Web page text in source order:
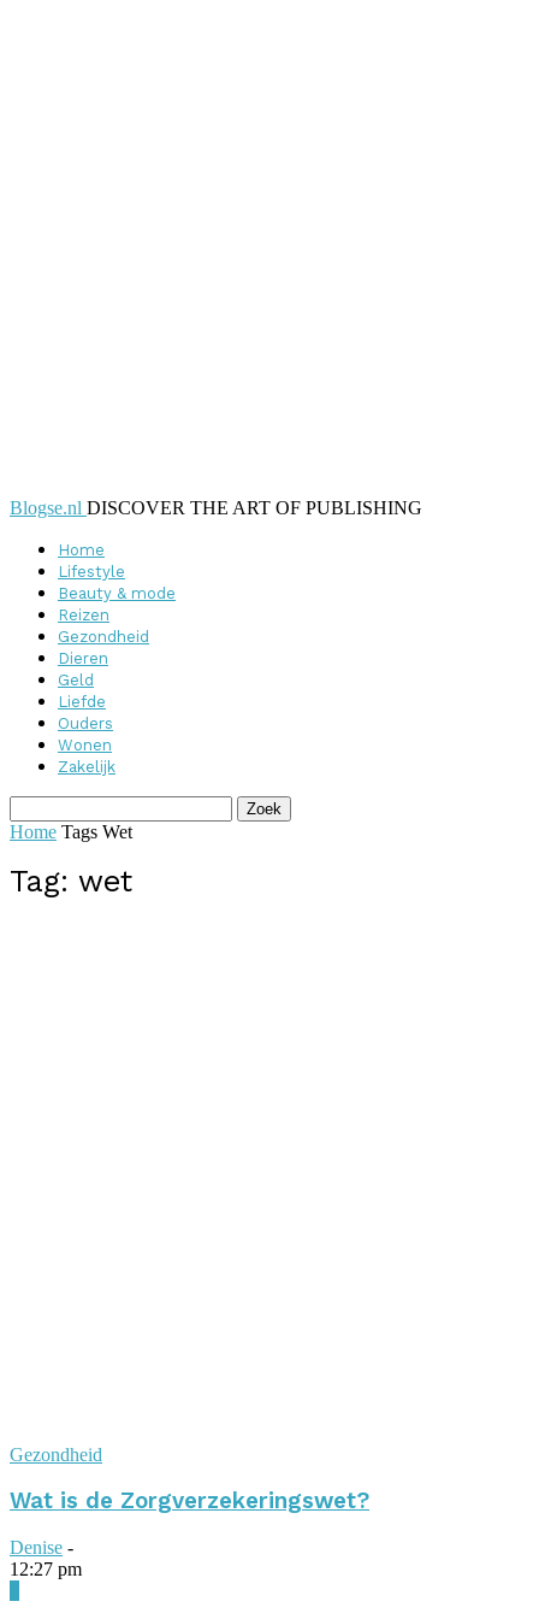
Blogse.nl DISCOVER THE ART OF PUBLISHING
Home
Lifestyle
Beauty & mode
Reizen
Gezondheid
Dieren
Geld
Liefde
Ouders
Wonen
Zakelijk
Home Tags Wet
Tag: wet
Gezondheid
Wat is de Zorgverzekeringswet?
Denise -
12:27 pm